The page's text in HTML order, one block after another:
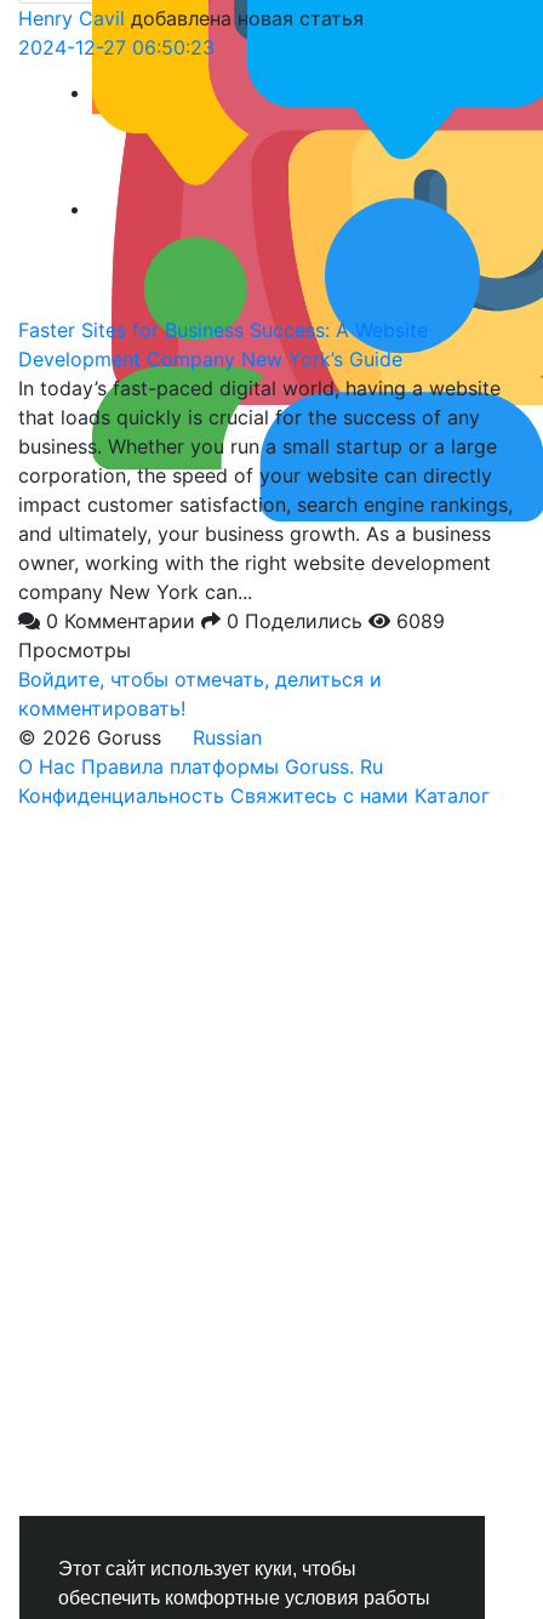
Этот сайт использует куки, чтобы
обеспечить комфортные условия работы
Henry Cavil добавлена новая статья
2024-12-27 06:50:23
Faster Sites for Business Success: A Website
Development Company New York’s Guide
In today’s fast-paced digital world, having a website
that loads quickly is crucial for the success of any
business. Whether you run a small startup or a large
corporation, the speed of your website can directly
impact customer satisfaction, search engine rankings,
and ultimately, your business growth. As a business
owner, working with the right website development
company New York can...
0 Комментарии
0 Поделились
6089
Просмотры
Войдите, чтобы отмечать, делиться и
комментировать!
© 2026 Goruss
Russian
О Нас Правила платформы Goruss. Ru
Конфиденциальность Свяжитесь с нами Каталог